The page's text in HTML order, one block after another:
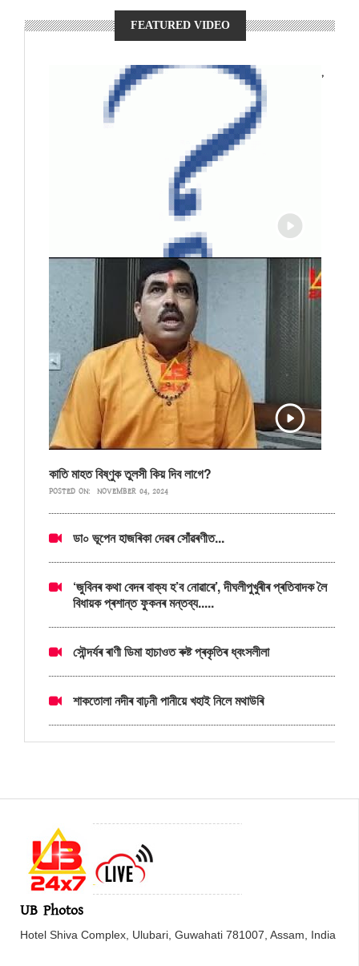
FEATURED VIDEO
,
কাতি মাহত বিষ্ণুক তুলসী কিয় দিব লাগে?
POSTED ON: NOVEMBER 04, 2024
ডা০ ভূপেন হাজৰিকা দেৱৰ সোঁৱৰণীত...
‘জুবিনৰ কথা বেদৰ বাক্য হ’ব নোৱাৰে’, দীঘলীপুখুৰীৰ প্ৰতিবাদক লৈ
বিধায়ক প্ৰশান্ত ফুকনৰ মন্তব্য.....
সৌন্দৰ্যৰ ৰাণী ডিমা হাচাওত ৰুষ্ট প্ৰকৃতিৰ ধ্বংসলীলা
শাকতোলা নদীৰ বাঢ়নী পানীয়ে খহাই নিলে মথাউৰি
UB Photos
Hotel Shiva Complex, Ulubari, Guwahati 781007, Assam, India